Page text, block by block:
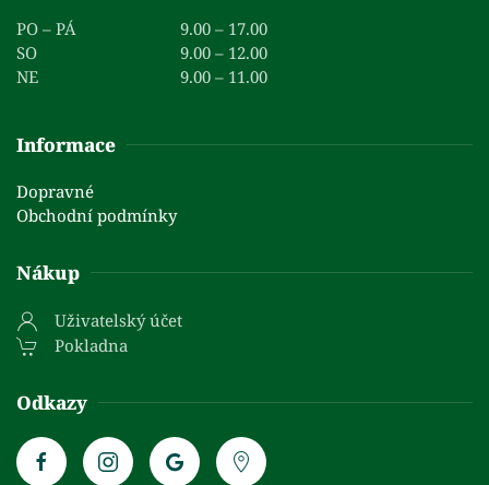
PO – PÁ
9.00 – 17.00
SO
9.00 – 12.00
NE
9.00 – 11.00
Informace
Dopravné
Obchodní podmínky
Nákup
Uživatelský účet
Pokladna
Odkazy